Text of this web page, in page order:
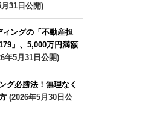
31日公開)
ングの「不動産担
」、5,000万円満額
年5月31日公開)
グ必勝法！無理なく
(2026年5月30日公